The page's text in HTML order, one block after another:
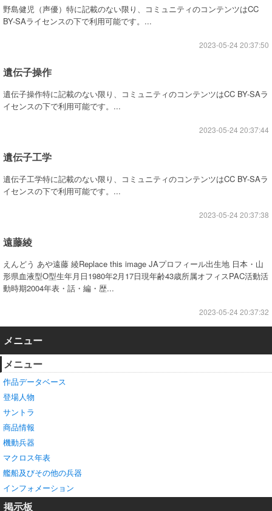
野島健児（声優）特に記載のない限り、コミュニティのコンテンツはCC
BY-SAライセンスの下で利用可能です。...
2023-05-24 20:37:50
遺伝子操作
遺伝子操作特に記載のない限り、コミュニティのコンテンツはCC BY-SAラ
イセンスの下で利用可能です。...
2023-05-24 20:37:44
遺伝子工学
遺伝子工学特に記載のない限り、コミュニティのコンテンツはCC BY-SAラ
イセンスの下で利用可能です。...
2023-05-24 20:37:38
遠藤綾
えんどう あや遠藤 綾Replace this image JAプロフィール出生地 日本・山
形県血液型O型生年月日1980年2月17日現年齢43歳所属オフィスPAC活動活
動時期2004年表・話・編・歴...
2023-05-24 20:37:32
メニュー
メニュー
作品データベース
登場人物
サントラ
商品情報
機動兵器
マクロス年表
艦船及びその他の兵器
インフォメーション
掲示板